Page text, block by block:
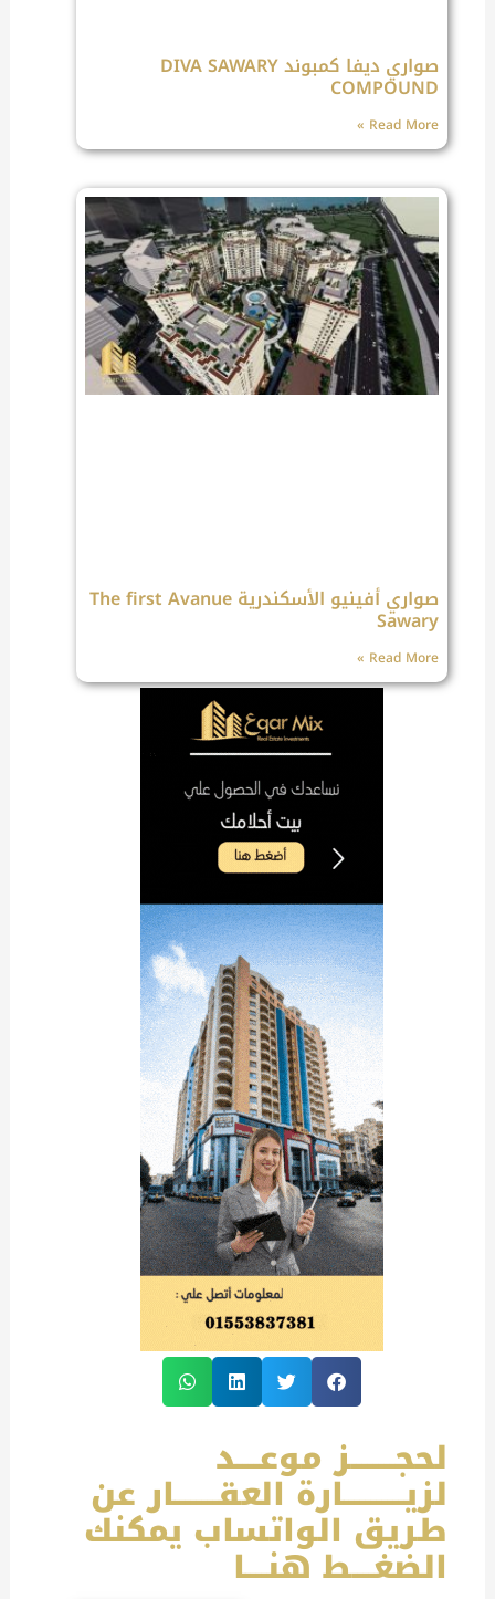
صواري ديفا كمبوند DIVA SAWARY
COMPOUND
Read More »
صواري أفينيو الأسكندرية The first Avanue
Sawary
Read More »
لحجــــــــز موعــــد
لزيـــــــــــارة العقــــــــار عن
طريق الواتساب يمكنك
الضغــــط هنــــا